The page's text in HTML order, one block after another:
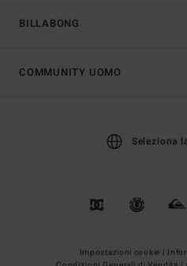
BILLABONG
COMMUNITY UOMO
Seleziona
Impostazioni cookie |